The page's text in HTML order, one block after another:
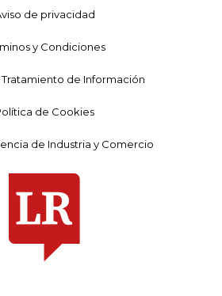
de privacidad
y Condiciones
de Información
de Cookies
de Industria y Comercio